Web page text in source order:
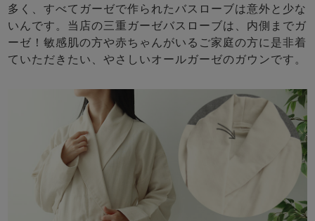
多く、すべてガーゼで作られたバスローブは意外と少な
いんです。当店の三重ガーゼバスローブは、内側までガ
ーゼ！敏感肌の方や赤ちゃんがいるご家庭の方に是非着
ていただきたい、やさしいオールガーゼのガウンです。